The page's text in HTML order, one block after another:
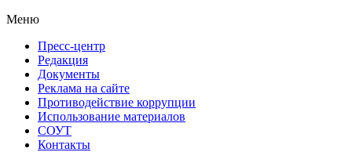
Меню
Пресс-центр
Редакция
Документы
Реклама на сайте
Противодействие коррупции
Использование материалов
СОУТ
Контакты